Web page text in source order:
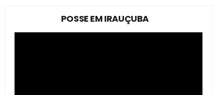
POSSE EM IRAUÇUBA